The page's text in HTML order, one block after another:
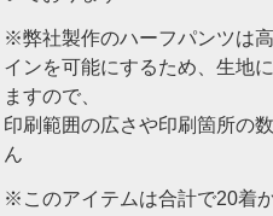
※弊社製作のハーフパンツは
インを可能にするため、生地
ますので、
印刷範囲の広さや印刷箇所の
ん
※このアイテムは合計で20着